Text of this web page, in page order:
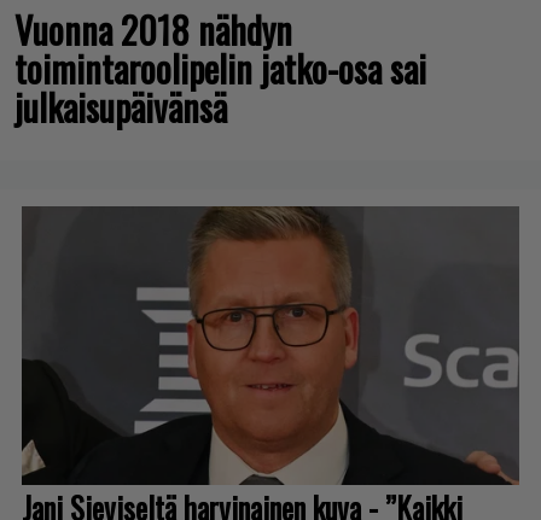
Vuonna 2018 nähdyn
toimintaroolipelin jatko-osa sai
julkaisupäivänsä